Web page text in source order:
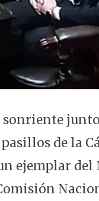
sonriente
de la
ejemplar